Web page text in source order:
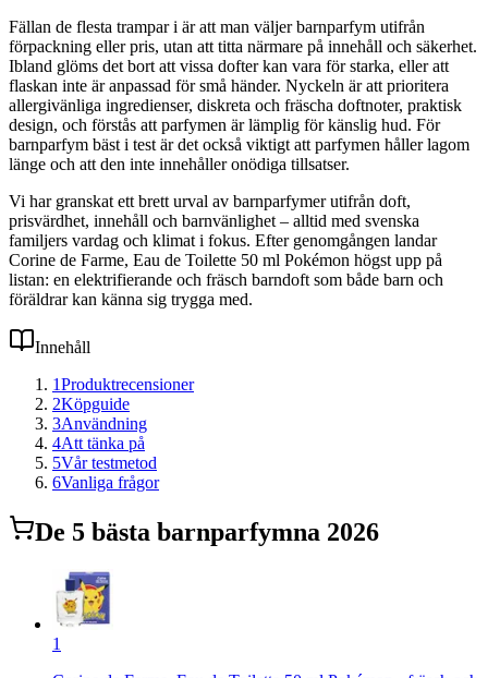
Fällan de flesta trampar i är att man väljer barnparfym utifrån
förpackning eller pris, utan att titta närmare på innehåll och säkerhet.
Ibland glöms det bort att vissa dofter kan vara för starka, eller att
flaskan inte är anpassad för små händer. Nyckeln är att prioritera
allergivänliga ingredienser, diskreta och fräscha doftnoter, praktisk
design, och förstås att parfymen är lämplig för känslig hud. För
barnparfym bäst i test är det också viktigt att parfymen håller lagom
länge och att den inte innehåller onödiga tillsatser.
Vi har granskat ett brett urval av barnparfymer utifrån doft,
prisvärdhet, innehåll och barnvänlighet – alltid med svenska
familjers vardag och klimat i fokus. Efter genomgången landar
Corine de Farme, Eau de Toilette 50 ml Pokémon högst upp på
listan: en elektrifierande och fräsch barndoft som både barn och
föräldrar kan känna sig trygga med.
Innehåll
1Produktrecensioner
2Köpguide
3Användning
4Att tänka på
5Vår testmetod
6Vanliga frågor
De 5 bästa barnparfymna 2026
1